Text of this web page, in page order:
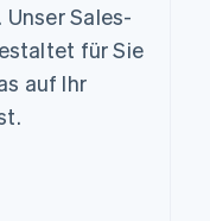
Unser Sales-
für Sie
auf Ihr